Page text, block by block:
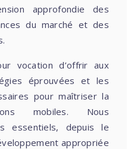
approfondie des
du marché et des
vocation d’offrir aux
éprouvées et les
pour maîtriser la
mobiles. Nous
essentiels, depuis le
appropriée